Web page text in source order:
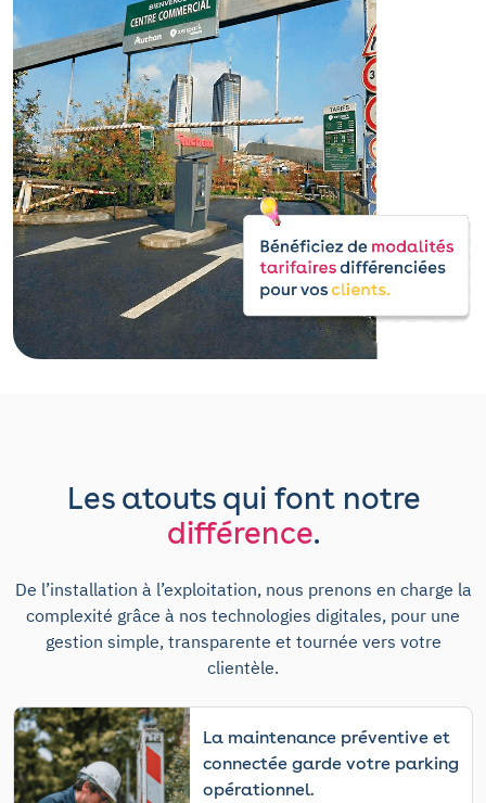
Les atouts qui font notre
différence.
De l’installation à l’exploitation, nous prenons en charge la
complexité grâce à nos technologies digitales, pour une
gestion simple, transparente et tournée vers votre
clientèle.
La maintenance préventive et
connectée garde votre parking
opérationnel.